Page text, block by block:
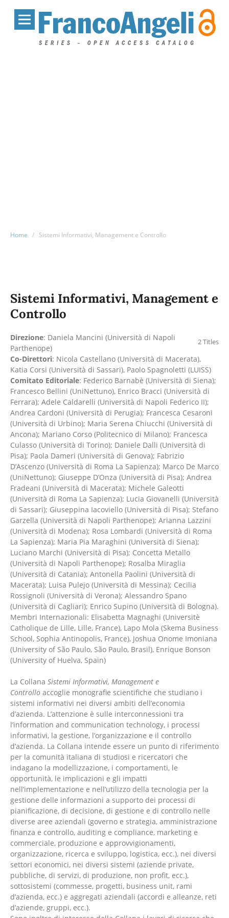
Home / Sistemi Informativi, Management e Controllo
Sistemi Informativi, Management e
Controllo
2 Titles
Direzione: Daniela Mancini (Università di Napoli
Parthenope)
Co-Direttori: Nicola Castellano (Università di Macerata),
Katia Corsi (Università di Sassari), Paolo Spagnoletti (LUISS)
Comitato Editoriale: Federico Barnabè (Università di Siena);
Francesco Bellini (UniNettuno), Enrico Bracci (Università di
Ferrara); Adele Caldarelli (Università di Napoli Federico II);
Andrea Cardoni (Università di Perugia); Francesca Cesaroni
(Università di Urbino); Maria Serena Chiucchi (Università di
Ancona); Mariano Corso (Politecnico di Milano); Francesca
Culasso (Università di Torino); Daniele Dalli (Università di
Pisa); Paola Dameri (Università di Genova); Fabrizio
D’Ascenzo (Università di Roma La Sapienza); Marco De Marco
(UniNettuno); Giuseppe D’Onza (Università di Pisa); Andrea
Fradeani (Università di Macerata); Michele Galeotti
(Università di Roma La Sapienza); Lucia Giovanelli (Università
di Sassari); Giuseppina Iacoviello (Università di Pisa); Stefano
Garzella (Università di Napoli Parthenope); Arianna Lazzini
(Università di Modena); Rosa Lombardi (Università di Roma
La Sapienza); Maria Pia Maraghini (Università di Siena);
Luciano Marchi (Università di Pisa); Concetta Metallo
(Università di Napoli Parthenope); Rosalba Miraglia
(Università di Catania); Antonella Paolini (Università di
Macerata); Luisa Pulejo (Università di Messina); Cecilia
Rossignoli (Università di Verona); Alessandro Spano
(Università di Cagliari); Enrico Supino (Università di Bologna).
Membri Internazionali: Elisabetta Magnaghi (Universitè
Catholique de Lille, Lille, France), Lapo Mola (Skema Business
School, Sophia Antinopolis, France), Joshua Onome Imoniana
(University of São Paulo, São Paulo, Brasil), Enrique Bonson
(University of Huelva, Spain)
La Collana Sistemi Informativi, Management e
Controllo accoglie monografie scientifiche che studiano i
sistemi informativi nei diversi ambiti dell’economia
d’azienda. L’attenzione è sulle interconnessioni tra
l’information and communication technology, i processi
informativi, la gestione, l’organizzazione e il controllo
d’azienda. La Collana intende essere un punto di riferimento
per la comunità italiana di studiosi e ricercatori che
indagano la modellizzazione, i comportamenti, le
opportunità, le implicazioni e gli impatti
nell’implementazione e nell’utilizzo della tecnologia per la
gestione delle informazioni a supporto dei processi di
pianificazione, di decisione, di gestione e di controllo nelle
diverse aree aziendali (governo e strategia, amministrazione
finanza e controllo, auditing e compliance, marketing e
commerciale, produzione e approvvigionamenti,
organizzazione, ricerca e sviluppo, logistica, ecc.), nei diversi
settori economici, nei diversi sistemi (aziende private,
pubbliche, di servizi, di produzione, non profit, ecc.),
sottosistemi (commesse, progetti, business unit, rami
d’azienda, ecc.) e aggregati aziendali (accordi e alleanze, reti
d’aziende, gruppi, ecc.).